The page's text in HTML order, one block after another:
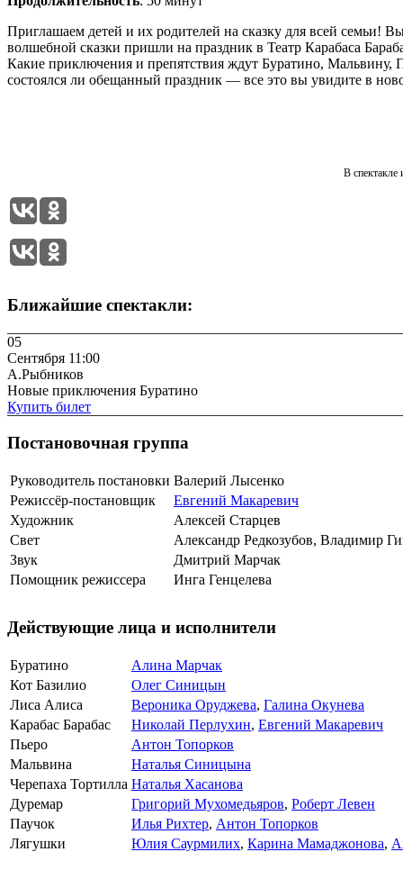
Приглашаем детей и их родителей на сказку для всей
волшебной сказки пришли на праздник в Театр Карабаса
Какие приключения и препятствия ждут Буратино, Мальвину,
состоялся ли обещанный праздник — все это вы увидите в
В спектакле
Ближайшие спектакли:
05
Сентября 11:00
А.Рыбников
Новые приключения Буратино
Купить билет
Постановочная группа
Руководитель постановки Валерий Лысенко
Режиссёр-постановщик
Евгений Макаревич
Художник
Алексей Старцев
Свет
Александр Редкозубов, Владимир
Звук
Дмитрий Марчак
Помощник режиссера
Инга Генцелева
Действующие лица и исполнители
Буратино
Алина Марчак
Кот Базилио
Олег Синицын
Лиса Алиса
Вероника Оруджева, Галина Окунева
Карабас Барабас
Николай Перлухин, Евгений Макаревич
Пьеро
Антон Топорков
Мальвина
Наталья Синицына
Черепаха Тортилла Наталья Хасанова
Дуремар
Григорий Мухомедьяров, Роберт Левен
Паучок
Илья Рихтер, Антон Топорков
Лягушки
Юлия Саурмилих, Карина Мамаджонова,